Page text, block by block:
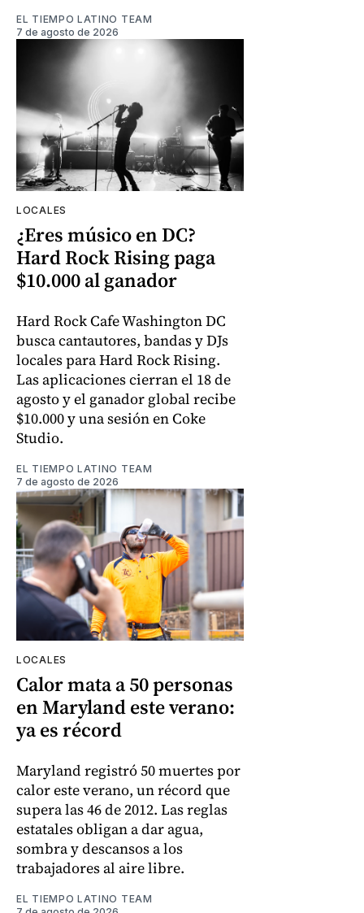
EL TIEMPO LATINO TEAM
7 de agosto de 2026
LOCALES
¿Eres músico en DC?
Hard Rock Rising paga
$10.000 al ganador
Hard Rock Cafe Washington DC
busca cantautores, bandas y DJs
locales para Hard Rock Rising.
Las aplicaciones cierran el 18 de
agosto y el ganador global recibe
$10.000 y una sesión en Coke
Studio.
EL TIEMPO LATINO TEAM
7 de agosto de 2026
LOCALES
Calor mata a 50 personas
en Maryland este verano:
ya es récord
Maryland registró 50 muertes por
calor este verano, un récord que
supera las 46 de 2012. Las reglas
estatales obligan a dar agua,
sombra y descansos a los
trabajadores al aire libre.
EL TIEMPO LATINO TEAM